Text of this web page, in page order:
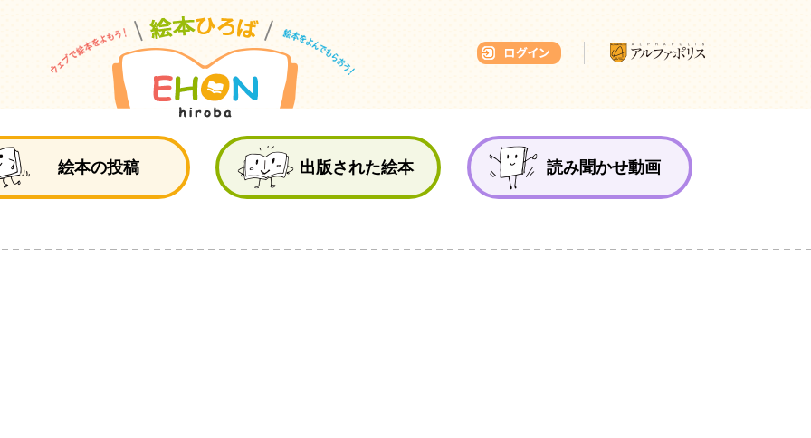
絵本の投稿 出版された絵本 読み聞かせ動画